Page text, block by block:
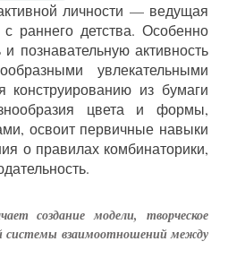
личности — ведущая
раннего детства. Особенно
познавательную активность
увлекательными
конструированию из бумаги
цвета и формы,
освоит первичные навыки
о правилах комбинаторики,
создание модели, творческое
системы взаимоотношений между